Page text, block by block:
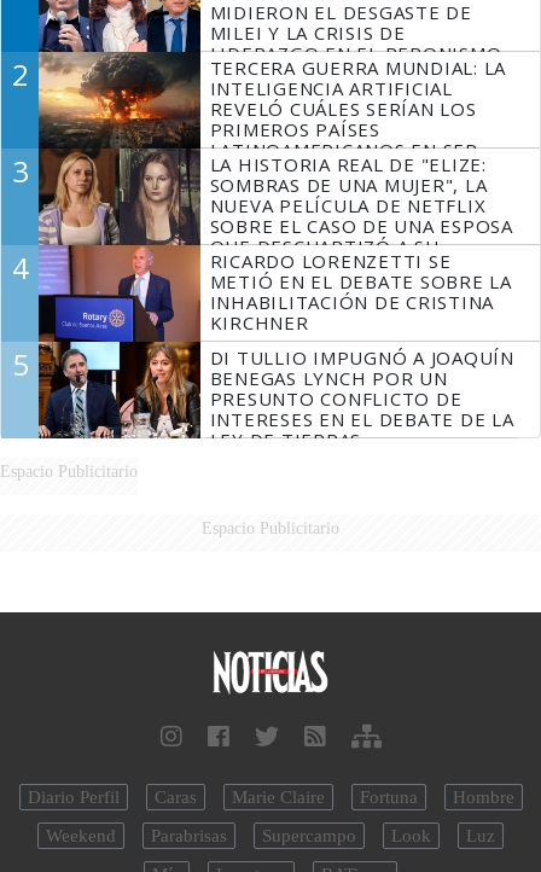
MIDIERON EL DESGASTE DE
MILEI Y LA CRISIS DE
LIDERAZGO EN EL PERONISMO
2
TERCERA GUERRA MUNDIAL: LA
INTELIGENCIA ARTIFICIAL
REVELÓ CUÁLES SERÍAN LOS
PRIMEROS PAÍSES
LATINOAMERICANOS EN SER
DERROTADOS
3
LA HISTORIA REAL DE "ELIZE:
SOMBRAS DE UNA MUJER", LA
NUEVA PELÍCULA DE NETFLIX
SOBRE EL CASO DE UNA ESPOSA
QUE DESCUARTIZÓ A SU
MARIDO
4
RICARDO LORENZETTI SE
METIÓ EN EL DEBATE SOBRE LA
INHABILITACIÓN DE CRISTINA
KIRCHNER
5
DI TULLIO IMPUGNÓ A JOAQUÍN
BENEGAS LYNCH POR UN
PRESUNTO CONFLICTO DE
INTERESES EN EL DEBATE DE LA
LEY DE TIERRAS
Espacio Publicitario
Espacio Publicitario
Diario Perfil Caras Marie Claire Fortuna
Hombre
Weekend
Parabrisas Supercampo Look
Luz